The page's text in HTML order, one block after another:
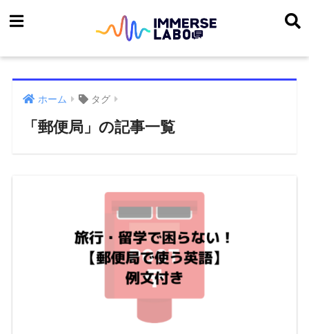
ホーム タグ
「郵便局」の記事一覧